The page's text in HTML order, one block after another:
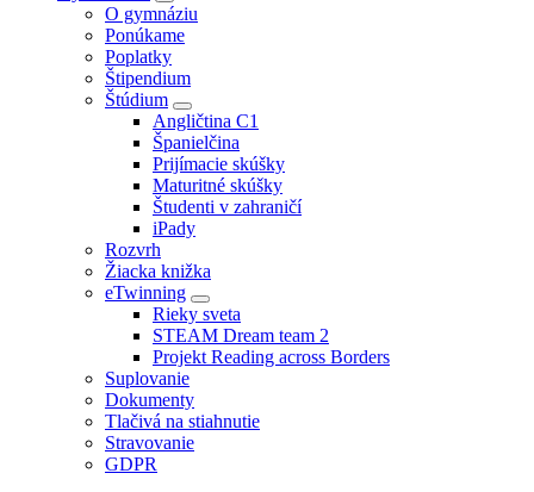
O gymnáziu
Ponúkame
Poplatky
Štipendium
Štúdium
Angličtina C1
Španielčina
Prijímacie skúšky
Maturitné skúšky
Študenti v zahraničí
iPady
Rozvrh
Žiacka knižka
eTwinning
Rieky sveta
STEAM Dream team 2
Projekt Reading across Borders
Suplovanie
Dokumenty
Tlačivá na stiahnutie
Stravovanie
GDPR